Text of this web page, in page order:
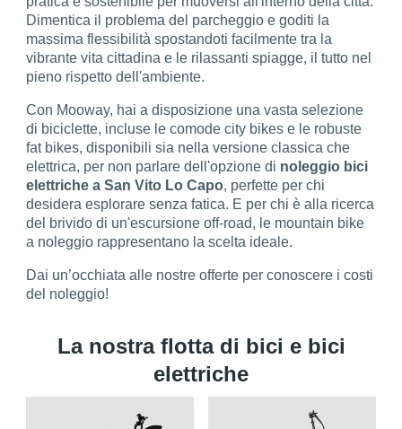
Dimentica il problema del parcheggio e goditi la
massima flessibilità spostandoti facilmente tra la
vibrante vita cittadina e le rilassanti spiagge, il tutto nel
pieno rispetto dell'ambiente.
Con Mooway, hai a disposizione una vasta selezione
di biciclette, incluse le comode city bikes e le robuste
fat bikes, disponibili sia nella versione classica che
elettrica, per non parlare dell'opzione di noleggio bici
elettriche a San Vito Lo Capo, perfette per chi
desidera esplorare senza fatica. E per chi è alla ricerca
del brivido di un'escursione off-road, le mountain bike
a noleggio rappresentano la scelta ideale.
Dai un’occhiata alle nostre offerte per conoscere i costi
del noleggio!
La nostra flotta di bici e bici
elettriche